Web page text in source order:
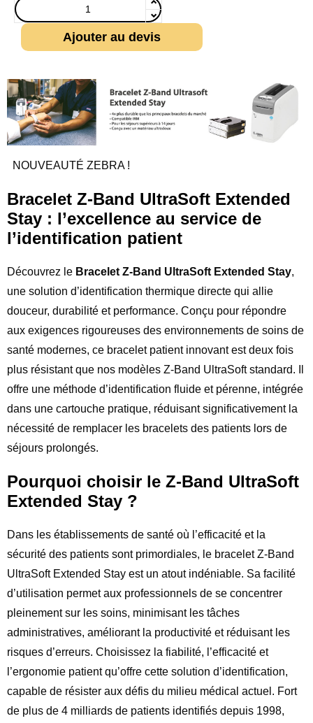
Ajouter au devis
NOUVEAUTÉ ZEBRA !
Bracelet Z-Band UltraSoft Extended
Stay : l’excellence au service de
l’identification patient
Découvrez le Bracelet Z-Band UltraSoft Extended Stay,
une solution d’identification thermique directe qui allie
douceur, durabilité et performance. Conçu pour répondre
aux exigences rigoureuses des environnements de soins de
santé modernes, ce bracelet patient innovant est deux fois
plus résistant que nos modèles Z-Band UltraSoft standard. Il
offre une méthode d’identification fluide et pérenne, intégrée
dans une cartouche pratique, réduisant significativement la
nécessité de remplacer les bracelets des patients lors de
séjours prolongés.
Pourquoi choisir le Z-Band UltraSoft
Extended Stay ?
Dans les établissements de santé où l’efficacité et la
sécurité des patients sont primordiales, le bracelet Z-Band
UltraSoft Extended Stay est un atout indéniable. Sa facilité
d’utilisation permet aux professionnels de se concentrer
pleinement sur les soins, minimisant les tâches
administratives, améliorant la productivité et réduisant les
risques d’erreurs. Choisissez la fiabilité, l’efficacité et
l’ergonomie patient qu’offre cette solution d’identification,
capable de résister aux défis du milieu médical actuel. Fort
de plus de 4 milliards de patients identifiés depuis 1998,